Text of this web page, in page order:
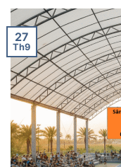
27
Th9